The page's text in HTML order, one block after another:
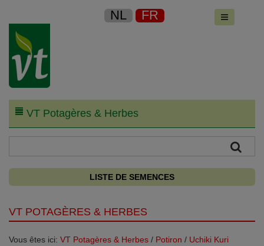
NL FR
VT Potagères & Herbes
LISTE DE SEMENCES
VT POTAGÈRES & HERBES
Vous êtes ici: VT Potagères & Herbes / Potiron / Uchiki Kuri